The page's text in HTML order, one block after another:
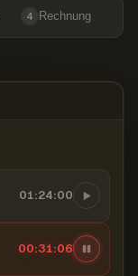
4 Rechnung
01:24:00
00:31:07